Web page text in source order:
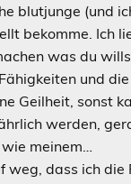
blutjunge (und
bekomme. Ich
was du
und
Geilheit, sonst
werden,
meinem…
weg, dass ich die